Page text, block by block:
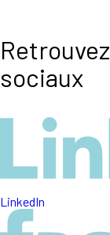
sociaux
LinkedIn